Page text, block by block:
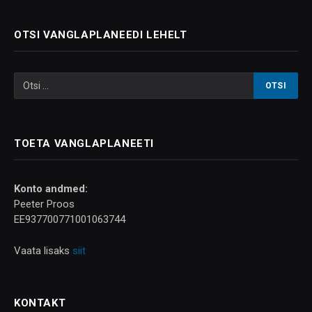
OTSI VANGLAPLANEEDI LEHELT
TOETA VANGLAPLANEETI
Konto andmed:
Peeter Proos
EE937700771001063744
Vaata lisaks siit
KONTAKT